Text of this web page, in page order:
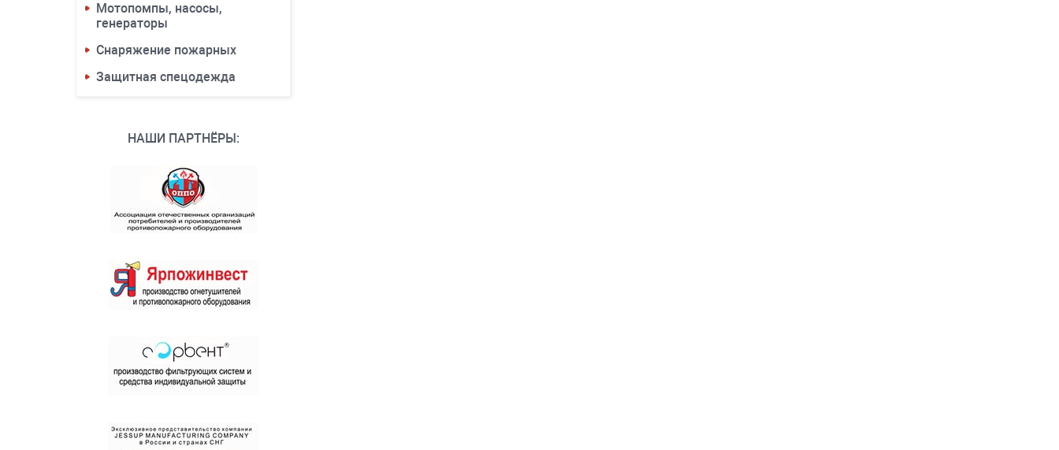
Мотопомпы, насосы,
генераторы
Снаряжение пожарных
Защитная спецодежда
НАШИ ПАРТНЁРЫ: